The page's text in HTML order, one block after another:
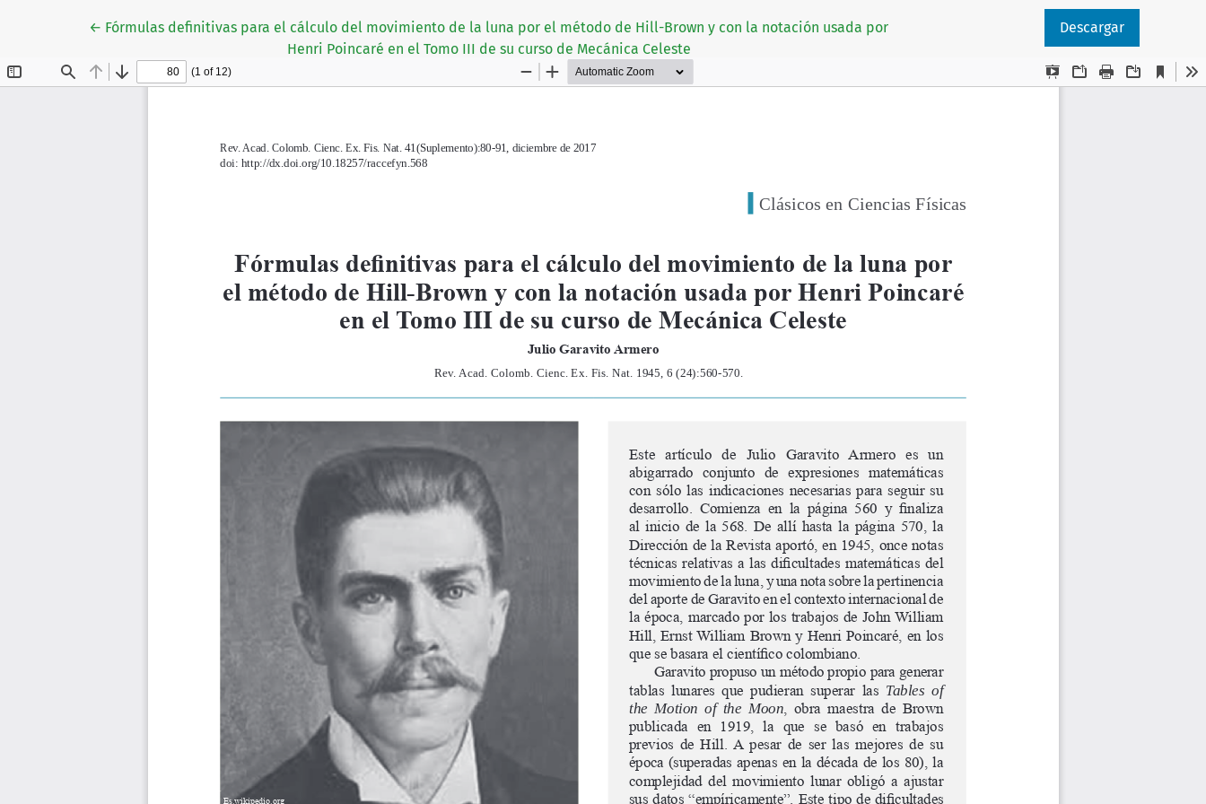
← Volver a los detalles del artículo
Fórmulas definitivas para el cálculo del movimiento de la luna por el método de Hill-Brown y con la notación usada por
Henri Poincaré en el Tomo III de su curso de Mecánica Celeste
Descargar